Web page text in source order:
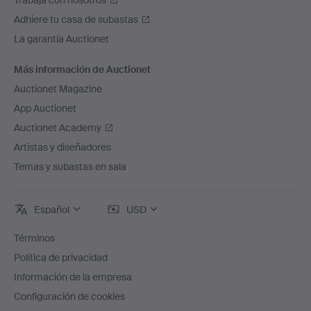
Adhiere tu casa de subastas
La garantía Auctionet
Más información de Auctionet
Auctionet Magazine
App Auctionet
Auctionet Academy
Artistas y diseñadores
Temas y subastas en sala
Español USD
Términos
Política de privacidad
Información de la empresa
Configuración de cookies